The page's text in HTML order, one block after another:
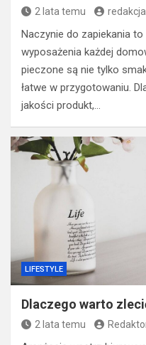
2 lata temu redakcja
Naczynie do zapiekania
wyposażenia każdej
pieczone są nie tylko
łatwe w przygotowaniu.
jakości produkt,…
LIFESTYLE
Dlaczego warto
2 lata temu